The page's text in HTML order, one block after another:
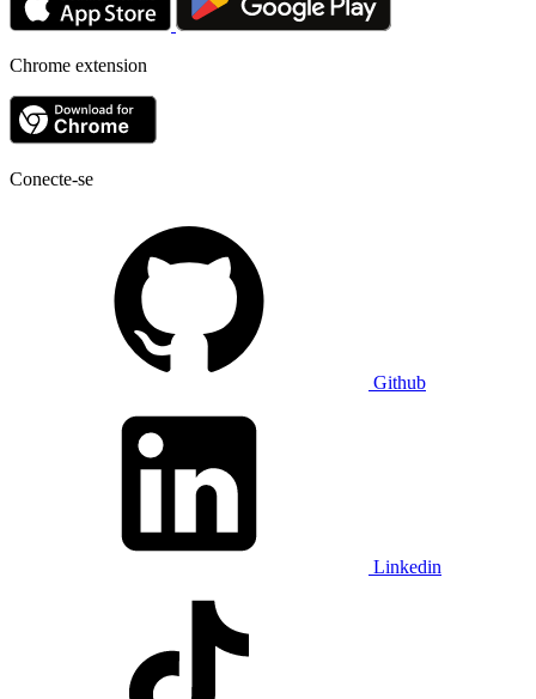
Chrome extension
Conecte-se
Github
Linkedin